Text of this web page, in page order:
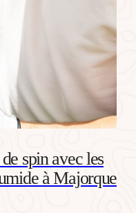
spin avec les
à Majorque